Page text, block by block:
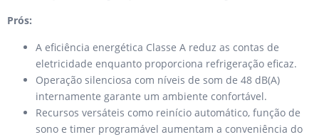
Prós:
A eficiência energética Classe A reduz as contas de
eletricidade enquanto proporciona refrigeração eficaz.
Operação silenciosa com níveis de som de 48 dB(A)
internamente garante um ambiente confortável.
Recursos versáteis como reinício automático, função de
sono e timer programável aumentam a conveniência do